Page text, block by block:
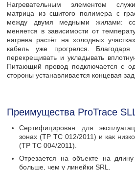
Нагревательным элементом
матрица из сшитого полимера с
между двумя медными жилами:
меняется в зависимости от
нагрева растёт на холодных
кабель уже прогрелся.
перекрещивать и укладывать
Питающий провод подключается с
стороны устанавливается концевая
Преимущества ProTrace
Сертифицирован для
зонах (ТР ТС 012/2011) и как
(ТР ТС 004/2011).
Отрезается на объекте на
больше, чем у линейки SRL.